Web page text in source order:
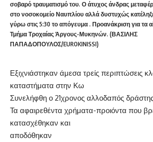
σοβαρό τραυματισμό του. Ο άτυχος άνδρας
στο νοσοκομείο Ναυπλίου αλλά δυστυχώς
γύρω στις 5:30 το απόγευμα . Προανάκριση για τα
Τμήμα Τροχαίας Άργους-Μυκηνών. (ΒΑΣΙΛΗΣ
ΠΑΠΑΔΟΠΟΥΛΟΣ/EUROKINISSI)
Εξιχνιάστηκαν άμεσα τρείς περιπτώσεις
καταστήματα στην Κω
Συνελήφθη ο 21χρονος αλλοδαπός
Τα αφαιρεθέντα χρήματα-προιόντα που
κατασχέθηκαν και
αποδόθηκαν